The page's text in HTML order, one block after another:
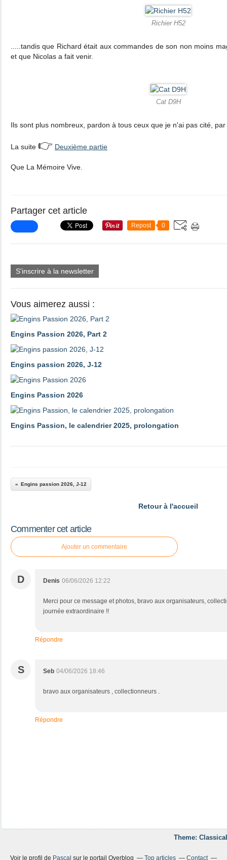
Richier H52
.....tandis que Richard était aux commandes de son non moins
et que Nicolas a fait venir.
Cat D9H
Ils sont plus nombreux, pardon à tous ceux que je n'ai pas cité,
La suite 👉 Deuxième partie
Que La Mémoire Vive.
Partager cet article
Repost 0
S'inscrire à la newsletter
Vous aimerez aussi :
Engins Passion 2026, Part 2
Engins passion 2026, J-12
Engins Passion 2026
Engins Passion, le calendrier 2025, prolongation
Engins passion 2026, J-12
Retour à l'accueil
Commenter cet article
Ajouter un commentaire
D Denis 06/06/2026 12:22
Merci pour ce message et photos, bravo aux organisateurs,
journée extraordinaire !!
Répondre
S Seb 04/06/2026 18:46
bravo aux organisateurs , collectionneurs .
Répondre
Theme:
Voir le profil de Pascal sur le portail Overblog Top articles Contact